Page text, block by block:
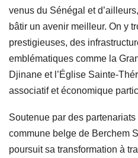
venus du Sénégal et
bâtir un avenir meilleur. On y
prestigieuses, des
emblématiques comme la
Djinane et l’Église Sainte-
associatif et économique
Soutenue par des
commune belge de Berchem
poursuit sa transformation à